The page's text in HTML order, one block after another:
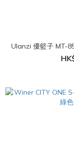
Ulanzi 優籃子 MT-